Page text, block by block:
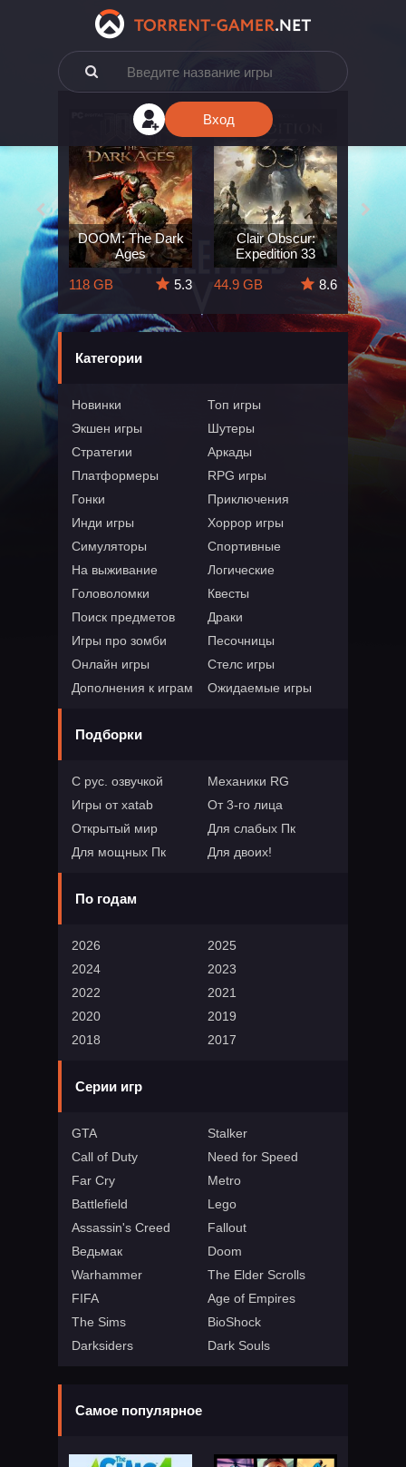
Вход
The
5.7
DOOM: The Dark
Ages
118 GB
5.3
Clair Obscur:
Expedition 33
44.9 GB
8.6
164 GB
Категории
Новинки
Топ игры
Экшен игры
Шутеры
Стратегии
Аркады
Платформеры
RPG игры
Гонки
Приключения
Инди игры
Хоррор игры
Симуляторы
Спортивные
На выживание
Логические
Головоломки
Квесты
Поиск предметов
Драки
Игры про зомби
Песочницы
Онлайн игры
Стелс игры
Дополнения к играм
Ожидаемые игры
Подборки
С рус. озвучкой
Механики RG
Игры от xatab
От 3-го лица
Открытый мир
Для слабых Пк
Для мощных Пк
Для двоих!
По годам
2026
2025
2024
2023
2022
2021
2020
2019
2018
2017
Серии игр
GTA
Stalker
Call of Duty
Need for Speed
Far Cry
Metro
Battlefield
Lego
Assassin's Creed
Fallout
Ведьмак
Doom
Warhammer
The Elder Scrolls
FIFA
Age of Empires
The Sims
BioShock
Darksiders
Dark Souls
Самое популярное